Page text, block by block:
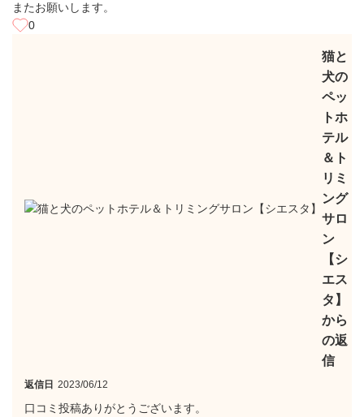
またお願いします。
0
猫と
犬の
ペッ
トホ
テル
＆ト
リミ
ング
サロ
ン
【シ
エス
タ】
から
の返
信
返信日 2023/06/12
口コミ投稿ありがとうございます。